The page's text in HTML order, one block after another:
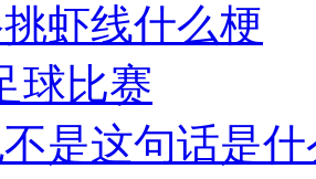
虾线什么梗
球比赛
是这句话是